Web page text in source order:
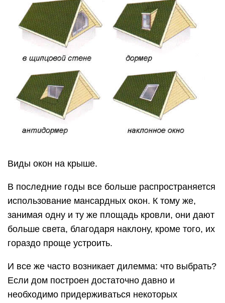
Виды окон на крыше.
В последние годы все больше распространяется
использование мансардных окон. К тому же,
занимая одну и ту же площадь кровли, они дают
больше света, благодаря наклону, кроме того, их
гораздо проще устроить.
И все же часто возникает дилемма: что выбрать?
Если дом построен достаточно давно и
необходимо придерживаться некоторых